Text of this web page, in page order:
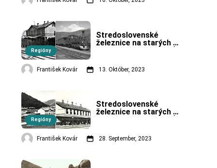
Regióny
Stredoslovenské
železnice na starých
František Kovár 13. Október, 2023
Regióny
Stredoslovenské
železnice na starých
František Kovár 28. September, 2023